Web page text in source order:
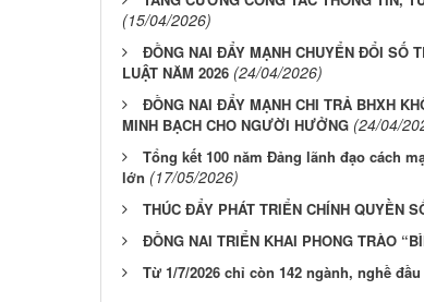
(15/04/2026)
ĐỒNG NAI ĐẨY MẠNH CHUYỂN ĐỔI SỐ
LUẬT NĂM 2026 (24/04/2026)
ĐỒNG NAI ĐẨY MẠNH CHI TRẢ BHXH
MINH BẠCH CHO NGƯỜI HƯỞNG (24/04/
Tổng kết 100 năm Đảng lãnh đạo cách
lớn (17/05/2026)
THÚC ĐẨY PHÁT TRIỂN CHÍNH QUYỀN
ĐỒNG NAI TRIỂN KHAI PHONG TRÀO
Từ 1/7/2026 chỉ còn 142 ngành, nghề